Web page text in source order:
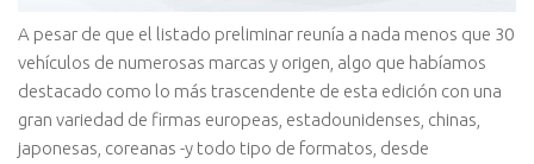
A pesar de que el listado preliminar reunía a nada menos que 30
vehículos de numerosas marcas y origen, algo que habíamos
destacado como lo más trascendente de esta edición con una
gran variedad de firmas europeas, estadounidenses, chinas,
japonesas, coreanas -y todo tipo de formatos, desde